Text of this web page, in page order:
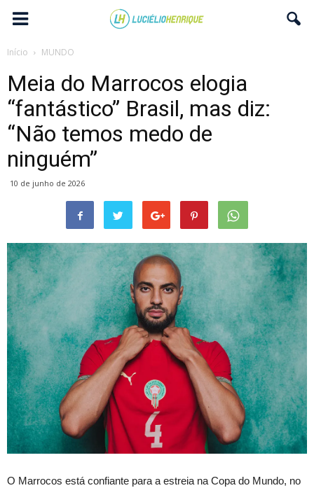
Início MUNDO
Meia do Marrocos elogia
“fantástico” Brasil, mas diz:
“Não temos medo de
ninguém”
10 de junho de 2026
O Marrocos está confiante para a estreia na Copa do Mundo, no